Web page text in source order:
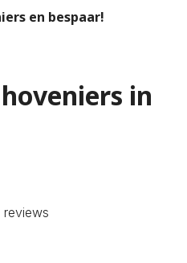
en bespaar!
in
reviews